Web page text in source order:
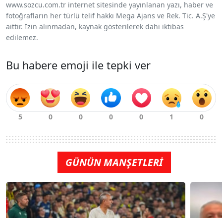
www.sozcu.com.tr internet sitesinde yayınlanan yazı, haber ve
fotoğrafların her türlü telif hakkı Mega Ajans ve Rek. Tic. A.Ş'ye
aittir. İzin alınmadan, kaynak gösterilerek dahi iktibas
edilemez.
Bu habere emoji ile tepki ver
GÜNÜN MANŞETLERİ